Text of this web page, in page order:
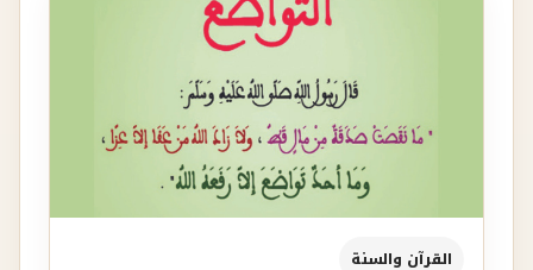
القرآن والسنة
التَّرغيبُ في التَّواضُعِ من القرآنِ الكريمِ و